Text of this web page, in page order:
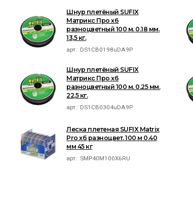
Шнур плетёный SUFIX
Матрикс Про x6
разноцветный 100 м. 0.18 мм.
13,5 кг.
арт.: DS1CB0198uDA9P
Шнур плетёный SUFIX
Матрикс Про x6
разноцветный 100 м. 0.25 мм.
22,5 кг.
арт.: DS1CB0304uDA9P
Леска плетеная SUFIX Matrix
Pro x6 разноцвет. 100 м 0.40
мм 45 кг
арт.: SMP40M100X6RU